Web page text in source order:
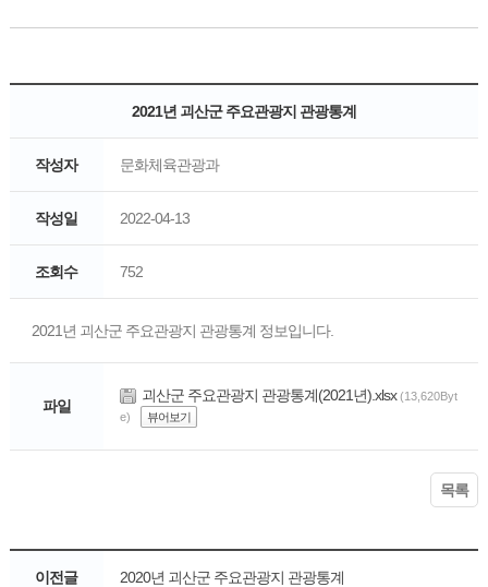
2021년 괴산군 주요관광지 관광통계
작성자 문화체육관광과
작성일 2022-04-13
조회수 752
2021년 괴산군 주요관광지 관광통계 정보입니다.
파일
괴산군 주요관광지 관광통계(2021년).xlsx (13,620Byt
e)
뷰어보기
목록
이전글 2020년 괴산군 주요관광지 관광통계